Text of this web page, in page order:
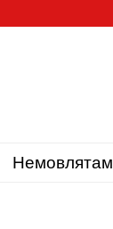
Немовлятам